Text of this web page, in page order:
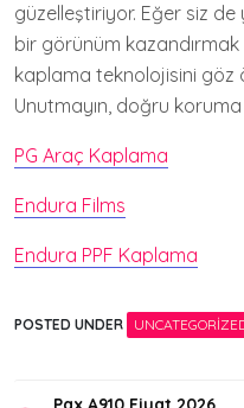
güzelleştiriyor. Eğer siz
bir görünüm kazandırmak
kaplama teknolojisini göz
Unutmayın, doğru
PG Araç Kaplama
Endura Films
Endura PPF Kaplama
POSTED UNDER